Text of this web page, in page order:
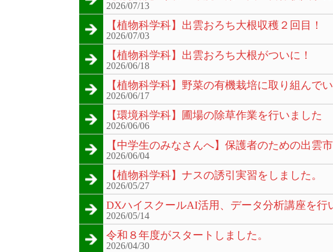
2026/07/13
【植物科学科】出雲おろち大根収穫２回目！
2026/07/03
【植物科学科】出雲おろち大根がついに！
2026/06/18
【植物科学科】野菜の有機栽培に取り組んでい
2026/06/17
【環境科学科】圃場の除草作業を行いました
2026/06/06
【中学生のみなさんへ】保護者のための出
2026/06/04
【植物科学科】ナスの誘引実習をしました。
2026/05/27
DXハイスクールAI活用、データ分析講座を行
2026/05/14
令和８年度がスタートしました。
2026/04/30